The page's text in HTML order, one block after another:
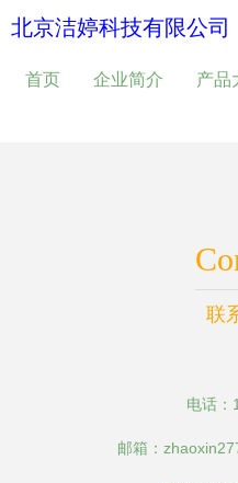
北京洁婷科技有限公司
首页 企业简介 产品
联
电话：
邮箱：